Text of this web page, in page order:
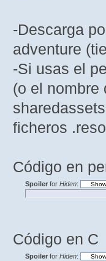
-Descarga
adventure
-Si usas el
(o el nombre
ficheros
Código en
Spoilerfor Hiden:
Código en C
Spoilerfor Hiden: